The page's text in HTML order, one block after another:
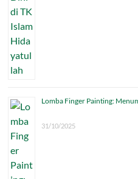
Lomba Finger Painting:
31/10/2025